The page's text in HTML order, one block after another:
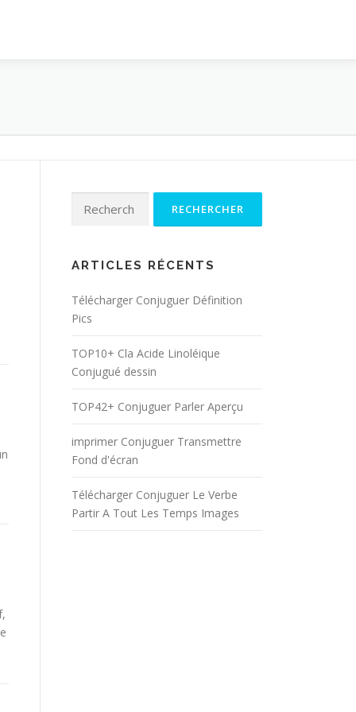
Rechercher :
ARTICLES RÉCENTS
Télécharger Conjuguer Définition
Pics
TOP10+ Cla Acide Linoléique
Conjugué dessin
TOP42+ Conjuguer Parler Aperçu
imprimer Conjuguer Transmettre
Fond d'écran
Télécharger Conjuguer Le Verbe
Partir A Tout Les Temps Images